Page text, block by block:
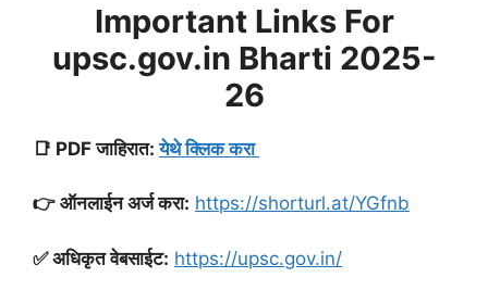
Important Links For
upsc.gov.in Bharti 2025-
26
📑 PDF जाहिरात:येथे क्लिक करा
👉 ऑनलाईन अर्ज करा: https://shorturl.at/YGfnb
✅ अधिकृत वेबसाईट: https://upsc.gov.in/